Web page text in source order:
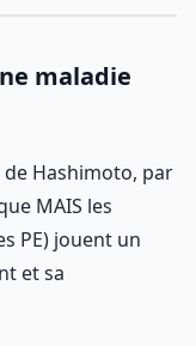
maladie
Hashimoto, par
MAIS les
PE) jouent un
et sa